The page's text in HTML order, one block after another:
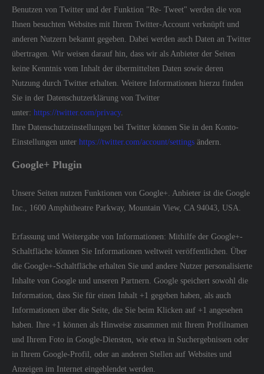
Benutzen von Twitter und der Funktion "Re- Tweet" werden die von
Ihnen besuchten Websites mit Ihrem Twitter-Account verknüpft und
anderen Nutzern bekannt gegeben. Dabei werden auch Daten an Twitter
übertragen. Wir weisen darauf hin, dass wir als Anbieter der Seiten
keine Kenntnis vom Inhalt der übermittelten Daten sowie deren
Nutzung durch Twitter erhalten. Weitere Informationen hierzu finden
Sie in der Datenschutzerklärung von Twitter
unter: https://twitter.com/privacy.
Ihre Datenschutzeinstellungen bei Twitter können Sie in den Konto-
Einstellungen unter https://twitter.com/account/settings ändern.
Google+ Plugin
Unsere Seiten nutzen Funktionen von Google+. Anbieter ist die Google
Inc., 1600 Amphitheatre Parkway, Mountain View, CA 94043, USA.
Erfassung und Weitergabe von Informationen: Mithilfe der Google+-
Schaltfläche können Sie Informationen weltweit veröffentlichen. Über
die Google+-Schaltfläche erhalten Sie und andere Nutzer personalisierte
Inhalte von Google und unseren Partnern. Google speichert sowohl die
Information, dass Sie für einen Inhalt +1 gegeben haben, als auch
Informationen über die Seite, die Sie beim Klicken auf +1 angesehen
haben. Ihre +1 können als Hinweise zusammen mit Ihrem Profilnamen
und Ihrem Foto in Google-Diensten, wie etwa in Suchergebnissen oder
in Ihrem Google-Profil, oder an anderen Stellen auf Websites und
Anzeigen im Internet eingeblendet werden.